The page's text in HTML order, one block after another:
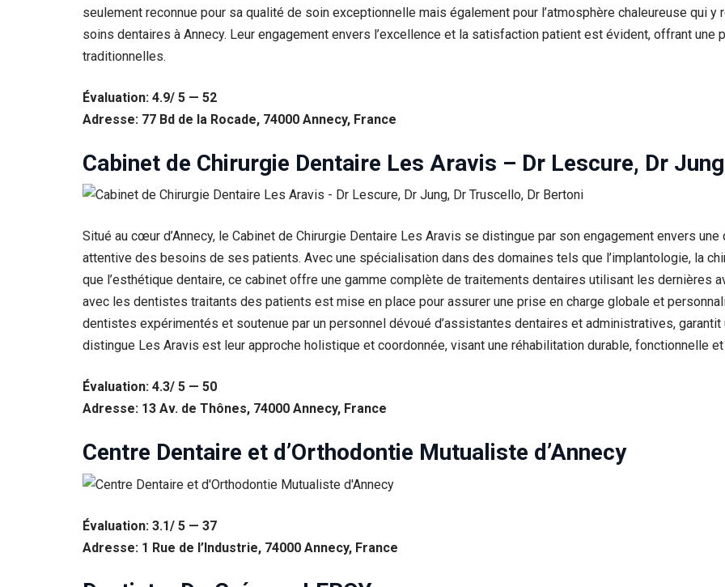
seulement reconnue pour sa qualité de soin exceptionnelle mais également pour l’atmosphère chaleureuse qui
soins dentaires à Annecy. Leur engagement envers l’excellence et la satisfaction patient est évident, offrant
traditionnelles.
Évaluation: 4.9/ 5 — 52
Adresse: 77 Bd de la Rocade, 74000 Annecy, France
Cabinet de Chirurgie Dentaire Les Aravis – Dr Lescure, Dr
Situé au cœur d’Annecy, le Cabinet de Chirurgie Dentaire Les Aravis se distingue par son engagement envers
attentive des besoins de ses patients. Avec une spécialisation dans des domaines tels que l’implantologie, la
que l’esthétique dentaire, ce cabinet offre une gamme complète de traitements dentaires utilisant les dernières
avec les dentistes traitants des patients est mise en place pour assurer une prise en charge globale et
dentistes expérimentés et soutenue par un personnel dévoué d’assistantes dentaires et administratives,
distingue Les Aravis est leur approche holistique et coordonnée, visant une réhabilitation durable, fonctionnelle
Évaluation: 4.3/ 5 — 50
Adresse: 13 Av. de Thônes, 74000 Annecy, France
Centre Dentaire et d’Orthodontie Mutualiste d’Annecy
Évaluation: 3.1/ 5 — 37
Adresse: 1 Rue de l’Industrie, 74000 Annecy, France
Nécessaire
Ces cookies ne
nécessaires au
fonctionnement
du site Web.
Statistiques
fonctionnalité
et la structure
de la façon
Experience
aussi bien que
de votre visite.